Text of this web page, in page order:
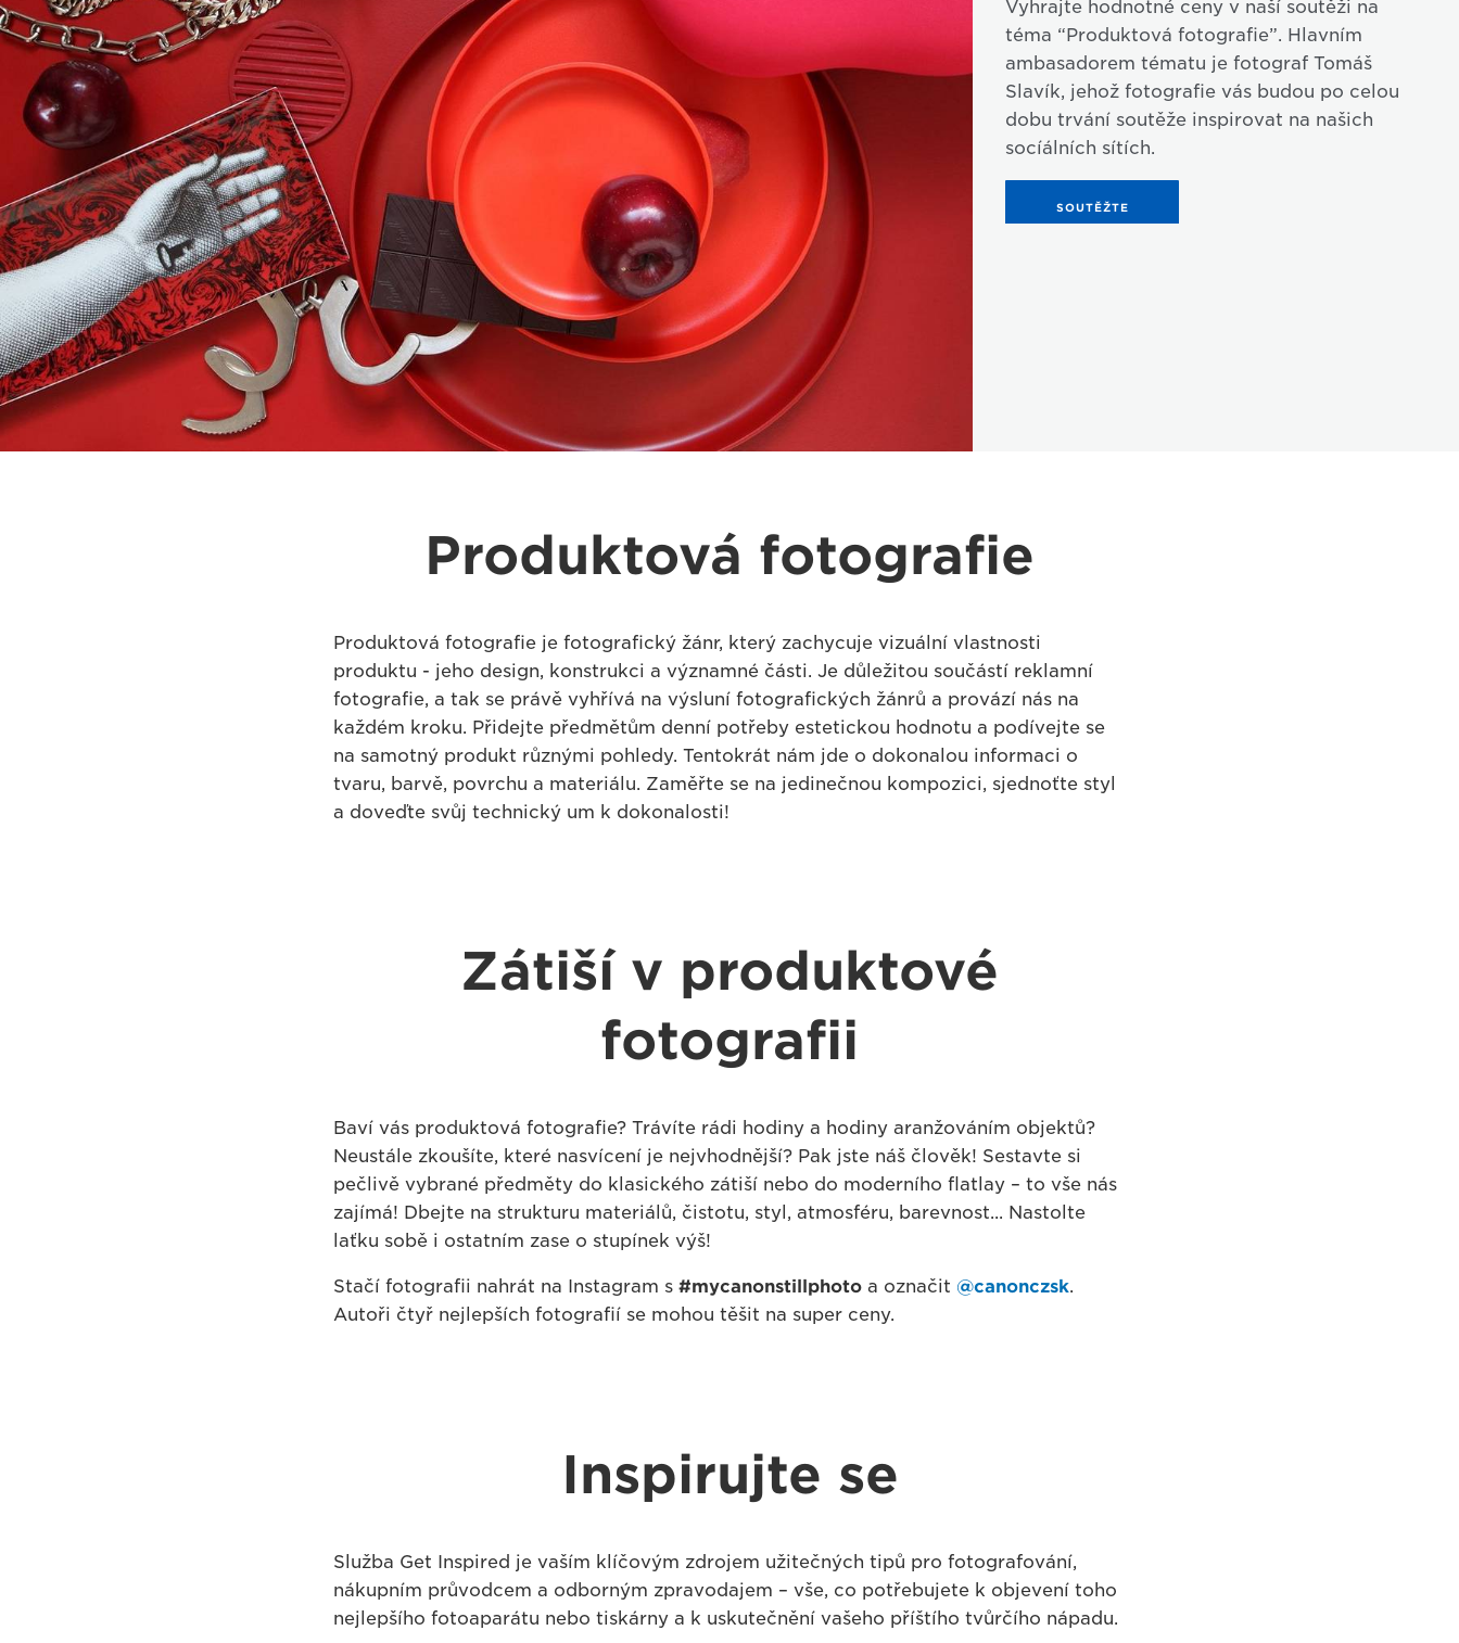
Vyhrajte hodnotné ceny v naší soutěži na
téma “Produktová fotografie”. Hlavním
ambasadorem tématu je fotograf Tomáš
Slavík, jehož fotografie vás budou po celou
dobu trvání soutěže inspirovat na našich
socíálních sítích.
SOUTĚŽTE
Produktová fotografie
Produktová fotografie je fotografický žánr, který zachycuje vizuální vlastnosti
produktu - jeho design, konstrukci a významné části. Je důležitou součástí reklamní
fotografie, a tak se právě vyhřívá na výsluní fotografických žánrů a provází nás na
každém kroku. Přidejte předmětům denní potřeby estetickou hodnotu a podívejte se
na samotný produkt různými pohledy. Tentokrát nám jde o dokonalou informaci o
tvaru, barvě, povrchu a materiálu. Zaměřte se na jedinečnou kompozici, sjednoťte styl
a doveďte svůj technický um k dokonalosti!
Zátiší v produktové
fotografii
Baví vás produktová fotografie? Trávíte rádi hodiny a hodiny aranžováním objektů?
Neustále zkoušíte, které nasvícení je nejvhodnější? Pak jste náš člověk! Sestavte si
pečlivě vybrané předměty do klasického zátiší nebo do moderního flatlay – to vše nás
zajímá! Dbejte na strukturu materiálů, čistotu, styl, atmosféru, barevnost... Nastolte
laťku sobě i ostatním zase o stupínek výš!
Stačí fotografii nahrát na Instagram s #mycanonstillphoto a označit @canonczsk.
Autoři čtyř nejlepších fotografií se mohou těšit na super ceny.
Inspirujte se
Služba Get Inspired je vaším klíčovým zdrojem užitečných tipů pro fotografování,
nákupním průvodcem a odborným zpravodajem – vše, co potřebujete k objevení toho
nejlepšího fotoaparátu nebo tiskárny a k uskutečnění vašeho příštího tvůrčího nápadu.